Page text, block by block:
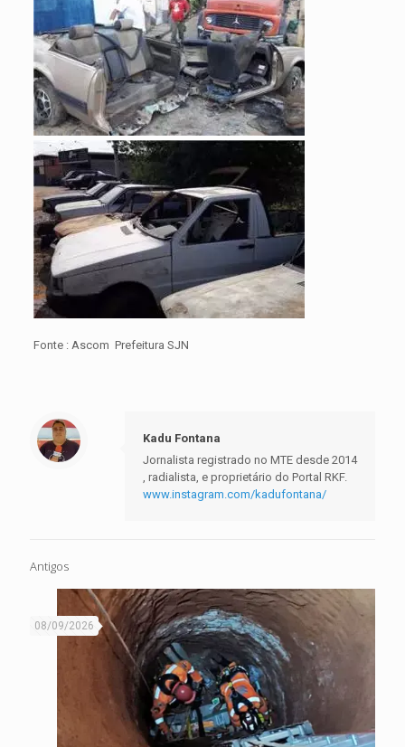
Fonte : Ascom Prefeitura SJN
Kadu Fontana
Jornalista registrado no MTE desde 2014
, radialista, e proprietário do Portal RKF.
www.instagram.com/kadufontana/
Antigos
08/09/2026